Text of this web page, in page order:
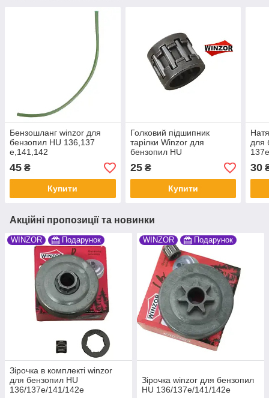
Бензошланг winzor для
бензопил HU 136,137
e,141,142
45 ₴
Купити
Голковий підшипник
тарілки Winzor для
бензопил HU
25₴
Купити
для
30
Акційні пропозиції та новинки
WINZOR Подарунок
Зірочка в комплекті winzor
для бензопил HU
136/137е/141/142e
WINZOR Подарунок
Зірочка winzor для бензопил
HU 136/137е/141/142e